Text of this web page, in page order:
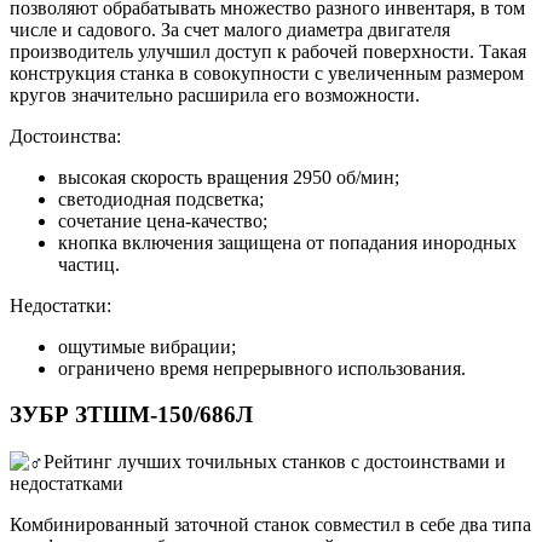
позволяют обрабатывать множество разного инвентаря, в том
числе и садового. За счет малого диаметра двигателя
производитель улучшил доступ к рабочей поверхности. Такая
конструкция станка в совокупности с увеличенным размером
кругов значительно расширила его возможности.
Достоинства:
высокая скорость вращения 2950 об/мин;
светодиодная подсветка;
сочетание цена-качество;
кнопка включения защищена от попадания инородных
частиц.
Недостатки:
ощутимые вибрации;
ограничено время непрерывного использования.
ЗУБР ЗТШМ-150/686Л
Комбинированный заточной станок совместил в себе два типа